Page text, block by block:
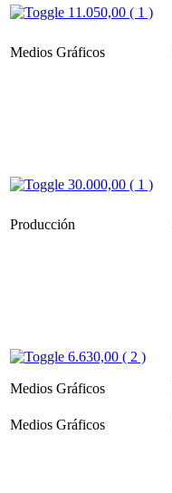
11.050,00 ( 1 )
Medios Gráficos
30.000,00 ( 1 )
Producción
6.630,00 ( 2 )
Medios Gráficos
Medios Gráficos